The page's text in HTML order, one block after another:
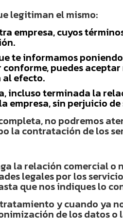
legitiman el mismo:
empresa, cuyos
te informamos
puedes
al efecto.
incluso terminada la
sin perjuicio de
no podremos
la contratación de los
la relación comercial o
legales por los
que nos indiques lo
y cuando ya
de los datos